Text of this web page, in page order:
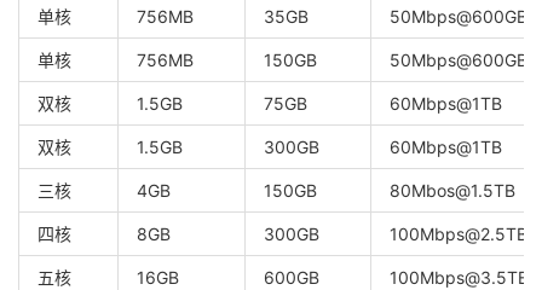
单核 756MB 35GB 50Mbps@600GB
单核 756MB 150GB 50Mbps@600GB
双核 1.5GB 75GB 60Mbps@1TB
双核 1.5GB 300GB 60Mbps@1TB
三核 4GB 150GB 80Mbos@1.5TB
四核 8GB 300GB 100Mbps@2.5TB
五核 16GB 600GB 100Mbps@3.5TB